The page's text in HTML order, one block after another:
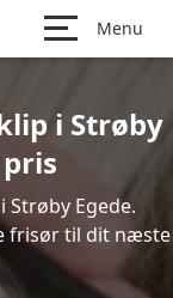
Menu
i Strøby
Egede.
frisør til dit næste